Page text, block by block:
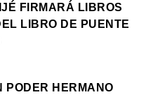
FIRMARÁ LIBROS
LIBRO DE PUENTE
PODER HERMANO